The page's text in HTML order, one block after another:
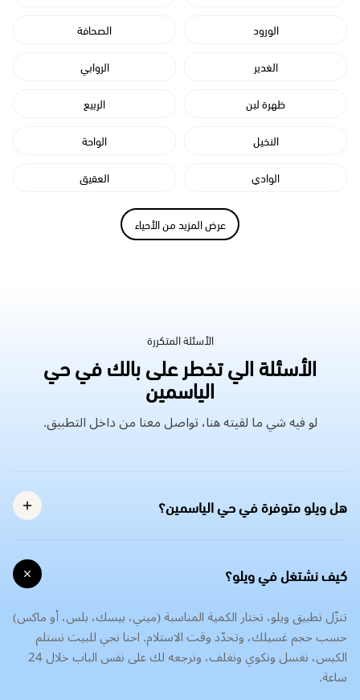
الورود
الصحافة
الغدير
الروابي
ظهرة لبن
الربيع
النخيل
الواحة
الوادي
العقيق
عرض المزيد من الأحياء
الأسئلة المتكررة
الأسئلة الي تخطر على بالك في حي
الياسمين
لو فيه شي ما لقيته هنا، تواصل معنا من داخل التطبيق.
هل ويلو متوفرة في حي الياسمين؟
كيف نشتغل في ويلو؟
تنزّل تطبيق ويلو، تختار الكمية المناسبة (ميني، بيسك، بلس، أو ماكس)
حسب حجم غسيلك، وتحدّد وقت الاستلام. احنا نجي للبيت نستلم
الكيس، نغسل ونكوي ونغلف، ونرجعه لك على نفس الباب خلال 24
ساعة.